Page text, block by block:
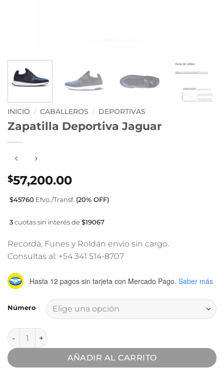
INICIO / CABALLEROS / DEPORTIVAS
Zapatilla Deportiva Jaguar
$57,200.00
$45760 Efvo./Transf. (20% OFF)
3cuotas sin interés de $19067
Recordá, Funes y Roldán envío sin cargo.
Consultas al: +54 341 514-8707
Hasta 12 pagos sin tarjeta con Mercado Pago. Saber más
Número
Zapatilla Deportiva Jaguar cantidad
AÑADIR AL CARRITO